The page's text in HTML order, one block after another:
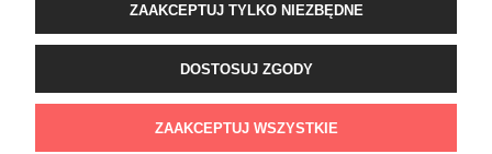
Wyposażenie łazienek Łazienki.eco | Pawła 23, 41-708 Ruda Śląska | E-mail:
sklep@lazienki.eco | Tel.: 600 012 164 lub 600 012 159 | TGS Przemysław
Stoń | NIP: 6312213594 | REGON: 276403698
ZAAKCEPTUJ TYLKO NIEZBĘDNE
DOSTOSUJ ZGODY
ZAAKCEPTUJ WSZYSTKIE